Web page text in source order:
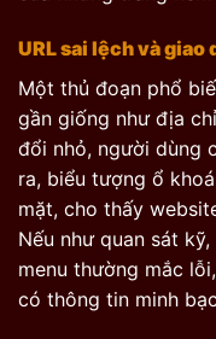
URL sai lệch và
Một thủ đoạn phổ
gần giống như địa
đổi nhỏ, người dùng
ra, biểu tượng ổ
mặt, cho thấy
Nếu như quan sát
menu thường mắc
có thông tin minh